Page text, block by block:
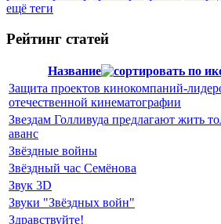
ещё теги
Рейтинг статей
Название
Защита проектов кинокомпаний-
отечественной кинематографии
Звездам Голливуда предлагают жить
аванс
Звёздные войны
Звёздный час Семёнова
Звук 3D
Звуки "Звёздных войн"
Здравствуйте!